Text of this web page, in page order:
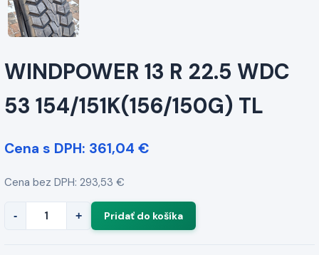
WINDPOWER 13 R 22.5 WDC
53 154/151K(156/150G) TL
Cena s DPH: 361,04 €
Cena bez DPH: 293,53 €
- +